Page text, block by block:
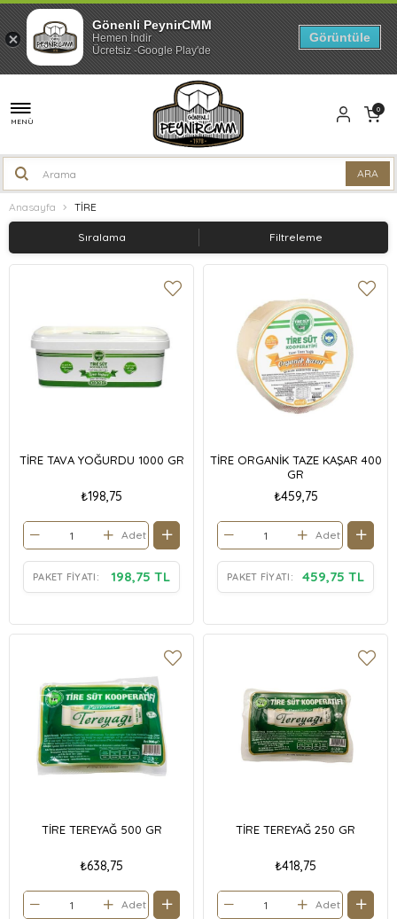
MENÜ
0
Anasayfa TİRE
Filtreleme
Sıralama
TİRE TAVA YOĞURDU 1000 GR
₺198,75
Adet
PAKET FIYATI: 198,75 TL
TİRE ORGANİK TAZE KAŞAR 400
GR
₺459,75
Adet
PAKET FIYATI: 459,75 TL
TİRE TEREYAĞ 500 GR
₺638,75
Adet
TİRE TEREYAĞ 250 GR
₺418,75
Adet
Gönenli PeynirCMM
Hemen İndir
Ücretsiz -Google Play'de
Görüntüle